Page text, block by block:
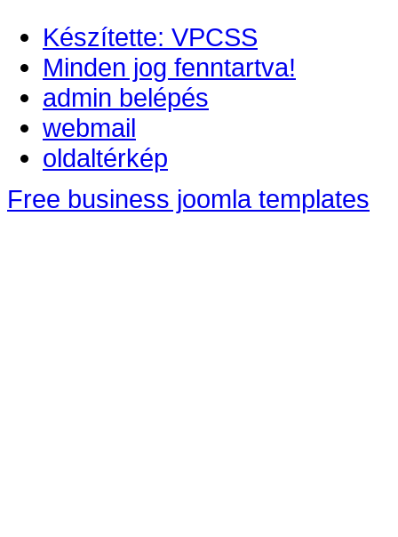
Készítette: VPCSS
Minden jog fenntartva!
admin belépés
webmail
oldaltérkép
Free business joomla templates